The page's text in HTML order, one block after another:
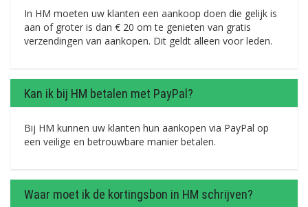
In HM moeten uw klanten een aankoop doen die gelijk is
aan of groter is dan € 20 om te genieten van gratis
verzendingen van aankopen. Dit geldt alleen voor leden.
Kan ik bij HM betalen met PayPal?
Bij HM kunnen uw klanten hun aankopen via PayPal op
een veilige en betrouwbare manier betalen.
Waar moet ik de kortingsbon in HM schrijven?